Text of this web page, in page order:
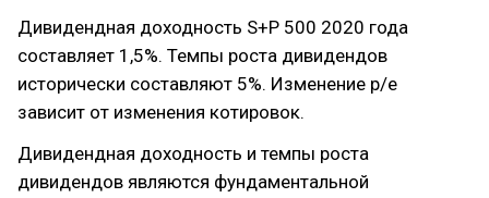
Дивидендная доходность S+P 500 2020 года
составляет 1,5%. Темпы роста дивидендов
исторически составляют 5%. Изменение p/e
зависит от изменения котировок.
Дивидендная доходность и темпы роста
дивидендов являются фундаментальной